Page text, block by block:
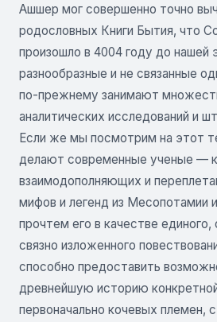
Ашшер мог совершенно точно
родословных Книги Бытия, что
произошло в 4004 году до нашей
разнообразные и не связанные
по-прежнему занимают
аналитических исследований и
Если же мы посмотрим на этот
делают современные ученые —
взаимодополняющих и
мифов и легенд из Месопотамии
прочтем его в качестве единого,
связно изложенного
способно предоставить
древнейшую историю
первоначально кочевых племен,